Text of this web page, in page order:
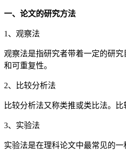
一、论文的研究方法
1、观察法
观察法是指研究者带着一定的研
和可重复性。
2、比较分析法
比较分析法又称类推或类比法。
3、实验法
实验法是在理科论文中最常见的